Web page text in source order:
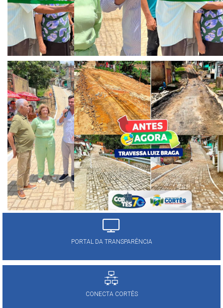
PORTAL DA TRANSPARÊNCIA
CONECTA CORTÊS